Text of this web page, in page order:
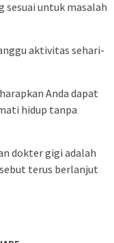
sesuai untuk masalah
aktivitas sehari-
Anda dapat
hidup tanpa
dokter gigi adalah
terus berlanjut